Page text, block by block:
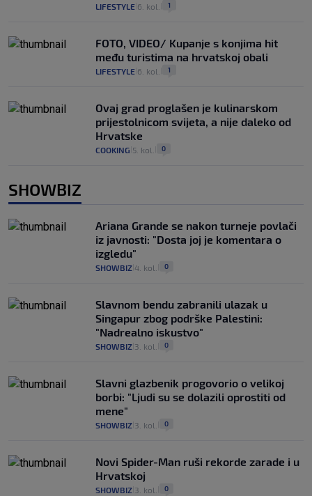
LIFESTYLE 6. kol. 1
FOTO, VIDEO/ Kupanje s konjima hit
među turistima na hrvatskoj obali
LIFESTYLE 6. kol. 1
Ovaj grad proglašen je kulinarskom
prijestolnicom svijeta, a nije daleko od
Hrvatske
COOKING 5. kol. 0
SHOWBIZ
Ariana Grande se nakon turneje povlači
iz javnosti: "Dosta joj je komentara o
izgledu"
SHOWBIZ 4. kol. 0
Slavnom bendu zabranili ulazak u
Singapur zbog podrške Palestini:
"Nadrealno iskustvo"
SHOWBIZ 3. kol. 0
Slavni glazbenik progovorio o velikoj
borbi: "Ljudi su se dolazili oprostiti od
mene"
SHOWBIZ 3. kol. 0
Novi Spider-Man ruši rekorde zarade i u
Hrvatskoj
SHOWBIZ 3. kol. 0